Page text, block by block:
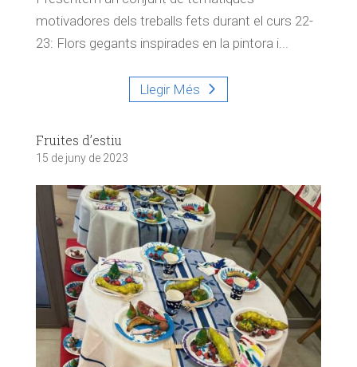
motivadores dels treballs fets durant el curs 22-
23: Flors gegants inspirades en la pintora i...
Llegir Més
Fruites d’estiu
15 de juny de 2023